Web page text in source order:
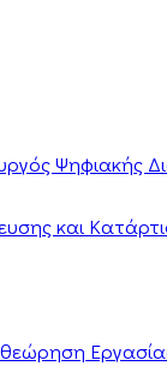
Ψηφιακής
και